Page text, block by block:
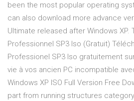
been the most popular operating
can also download more advance
Ultimate released after Windows XP.
Professionnel SP3 Iso (Gratuit)
Professionel SP3 Iso gratuitement
vie à vos ancien PC incompatible
Windows XP ISO Full Version Free
part from running structures